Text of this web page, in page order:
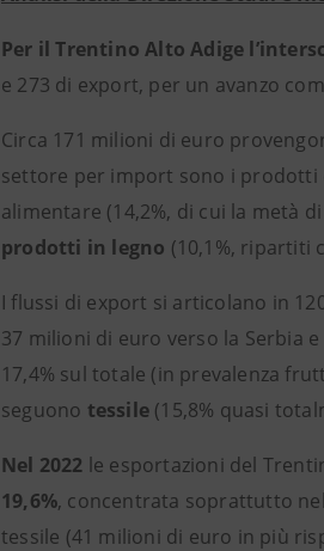
Per il Trentino Alto Adige
e 273 di export, per un avanzo
Circa 171 milioni di euro
settore per import sono i prodotti
alimentare (14,2%, di cui la metà
prodotti in legno (10,1%, ripartiti
I flussi di export si articolano in
37 milioni di euro verso la Serbia
17,4% sul totale (in prevalenza
seguono tessile (15,8% quasi
Nel 2022 le esportazioni del
19,6%, concentrata soprattutto
tessile (41 milioni di euro in più